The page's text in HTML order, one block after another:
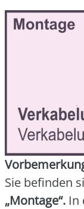
Sie befin­den
„Mon­ta­ge“. In